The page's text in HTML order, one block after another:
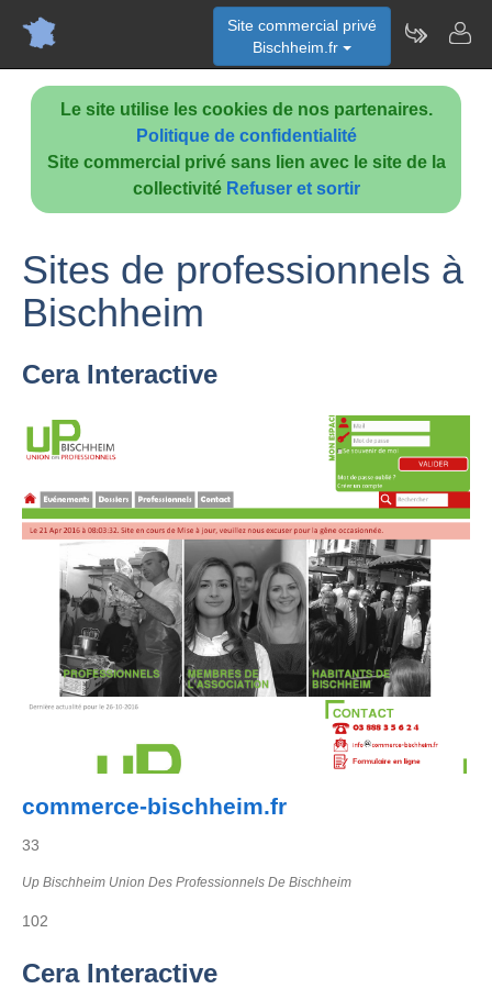
Le site utilise les cookies de nos partenaires.
Politique de confidentialité
Site commercial privé sans lien avec le site de la
collectivité Refuser et sortir
Site commercial privé
Bischheim.fr
Sites de professionnels à
Bischheim
Cera Interactive
commerce-bischheim.fr
33
Up Bischheim Union Des Professionnels De Bischheim
102
Cera Interactive